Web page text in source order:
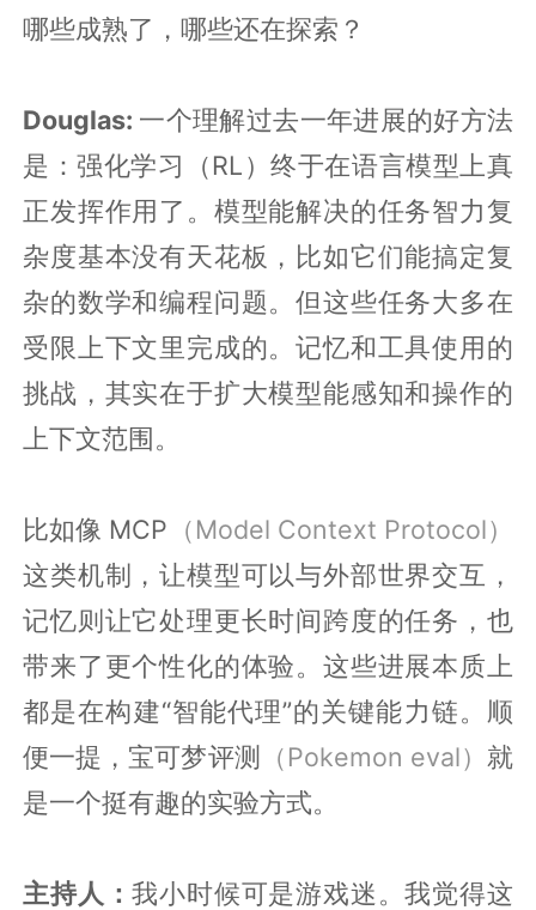
哪些成熟了，哪些还在探索？
Douglas: 一个理解过去一年进展的好方法
是：强化学习（RL）终于在语言模型上真
正发挥作用了。模型能解决的任务智力复
杂度基本没有天花板，比如它们能搞定复
杂的数学和编程问题。但这些任务大多在
受限上下文里完成的。记忆和工具使用的
挑战，其实在于扩大模型能感知和操作的
上下文范围。
比如像 MCP （Model Context Protocol）
这类机制，让模型可以与外部世界交互，
记忆则让它处理更长时间跨度的任务，也
带来了更个性化的体验。这些进展本质上
都是在构建“智能代理”的关键能力链。顺
便一提，宝可梦评测 （Pokemon eval） 就
是一个挺有趣的实验方式。
主持人：我小时候可是游戏迷。我觉得这